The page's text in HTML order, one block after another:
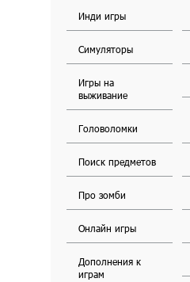
Инди игры
Симуляторы
Игры на
выживание
Головоломки
Поиск предметов
Про зомби
Онлайн игры
Дополнения к
играм